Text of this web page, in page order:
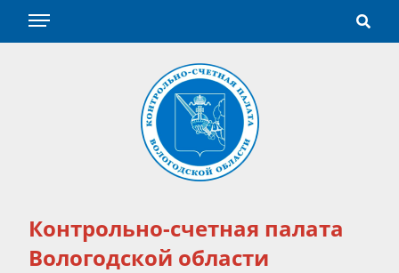
Контрольно-счетная палата
Вологодской области